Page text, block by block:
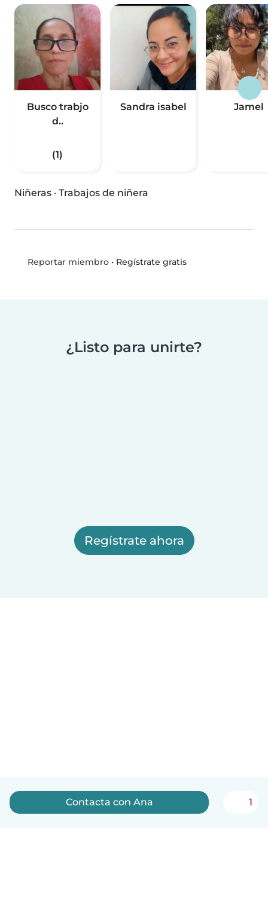
Busco trabjo
d..
(1)
Sandra isabel Jamel
Niñeras · Trabajos de niñera
Reportar miembro• Regístrate gratis
¿Listo para unirte?
Regístrate ahora
Contacta con Ana 1